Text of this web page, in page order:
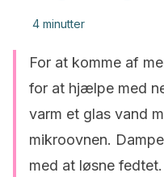
4 minutter
For at komme af
for at hjælpe med
varm et glas vand
mikroovnen.
med at løsne fedtet.